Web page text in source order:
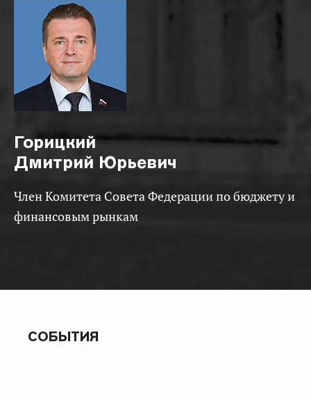
Горицкий
Дмитрий Юрьевич
Член Комитета Совета Федерации по бюджету и
финансовым рынкам
СОБЫТИЯ